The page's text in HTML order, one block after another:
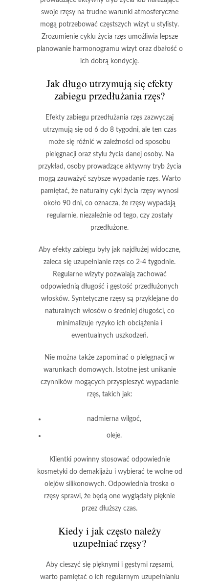
swoje rzęsy na trudne warunki atmosferyczne
mogą potrzebować częstszych wizyt u stylisty.
Zrozumienie cyklu życia rzęs umożliwia lepsze
planowanie harmonogramu wizyt oraz dbałość o
ich dobrą kondycję.
Jak długo utrzymują się efekty
zabiegu przedłużania rzęs?
Efekty zabiegu przedłużania rzęs zazwyczaj
utrzymują się od 6 do 8 tygodni, ale ten czas
może się różnić w zależności od sposobu
pielęgnacji oraz stylu życia danej osoby. Na
przykład, osoby prowadzące aktywny tryb życia
mogą zauważyć szybsze wypadanie rzęs. Warto
pamiętać, że naturalny cykl życia rzęsy wynosi
około 90 dni, co oznacza, że rzęsy wypadają
regularnie, niezależnie od tego, czy zostały
przedłużone.
Aby efekty zabiegu były jak najdłużej widoczne,
zaleca się uzupełnianie rzęs co 2-4 tygodnie.
Regularne wizyty pozwalają zachować
odpowiednią długość i gęstość przedłużonych
włosków. Syntetyczne rzęsy są przyklejane do
naturalnych włosów o średniej długości, co
minimalizuje ryzyko ich obciążenia i
ewentualnych uszkodzeń.
Nie można także zapominać o pielęgnacji w
warunkach domowych. Istotne jest unikanie
czynników mogących przyspieszyć wypadanie
rzęs, takich jak:
nadmierna wilgoć,
oleje.
Klientki powinny stosować odpowiednie
kosmetyki do demakijażu i wybierać te wolne od
olejów silikonowych. Odpowiednia troska o
rzęsy sprawi, że będą one wyglądały pięknie
przez dłuższy czas.
Kiedy i jak często należy
uzupełniać rzęsy?
Aby cieszyć się pięknymi i gęstymi rzęsami,
warto pamiętać o ich regularnym uzupełnianiu